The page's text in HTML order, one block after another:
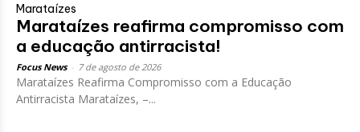
Marataízes
Marataízes reafirma compromisso com
a educação antirracista!
Focus News 7 de agosto de 2026
Marataízes Reafirma Compromisso com a Educação
Antirracista Marataízes, –...